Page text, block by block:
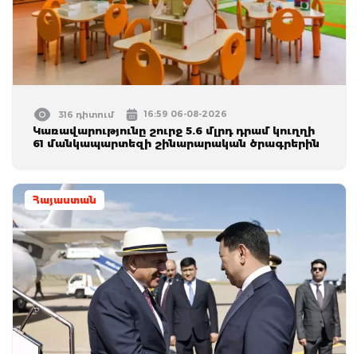
316 դիտում 16:59 06-08-2026
Կառավարությունը շուրջ 5.6 մլրդ դրամ կուղղի
61 մանկապարտեզի շինարարական ծրագրերին
Հայաստան